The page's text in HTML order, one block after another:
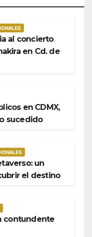
al concierto
en Cd. de
en CDMX,
sucedido
un
el destino
contundente